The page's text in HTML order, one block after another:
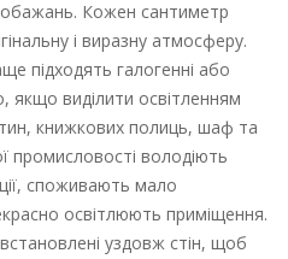
Кожен сантиметр
і виразну атмосферу.
підходять галогенні або
якщо виділити освітленням
книжкових полиць, шаф та
промисловості володіють
споживають мало
освітлюють приміщення.
уздовж стін, щоб